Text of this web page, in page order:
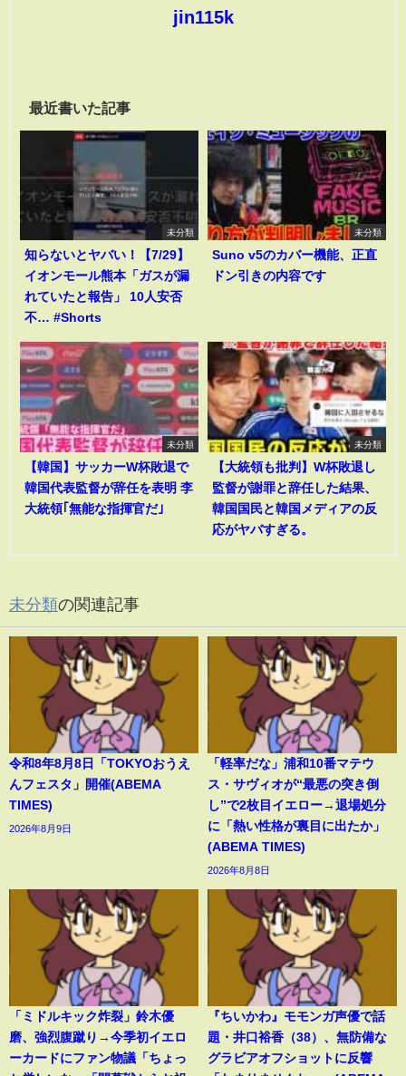
jin115k
最近書いた記事
未分類
知らないとヤバい！【7/29】
イオンモール熊本「ガスが漏
れていたと報告」 10人安否
不… #Shorts
未分類
Suno v5のカバー機能、正直
ドン引きの内容です
未分類
【韓国】サッカーW杯敗退で
韓国代表監督が辞任を表明 李
大統領｢無能な指揮官だ｣
未分類
【大統領も批判】W杯敗退し
監督が謝罪と辞任した結果、
韓国国民と韓国メディアの反
応がヤバすぎる。
未分類の関連記事
令和8年8月8日「TOKYOおうえ
んフェスタ」開催(ABEMA
TIMES)
2026年8月9日
「軽率だな」浦和10番マテウ
ス・サヴィオが“最悪の突き倒
し”で2枚目イエロー→退場処分
に「熱い性格が裏目に出たか」
(ABEMA TIMES)
2026年8月8日
「ミドルキック炸裂」鈴木優
磨、強烈腹蹴り→今季初イエロ
ーカードにファン物議「ちょっ
『ちいかわ』モモンガ声優で話
題・井口裕香（38）、無防備な
グラビアオフショットに反響